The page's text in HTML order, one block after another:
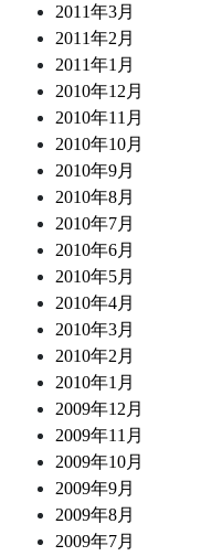
2011年3月
2011年2月
2011年1月
2010年12月
2010年11月
2010年10月
2010年9月
2010年8月
2010年7月
2010年6月
2010年5月
2010年4月
2010年3月
2010年2月
2010年1月
2009年12月
2009年11月
2009年10月
2009年9月
2009年8月
2009年7月